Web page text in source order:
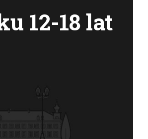
12-18 lat